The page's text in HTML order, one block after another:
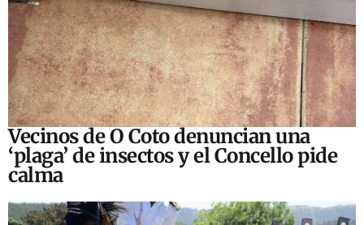
Vecinos de O Coto denuncian una
‘plaga’ de insectos y el Concello pide
calma